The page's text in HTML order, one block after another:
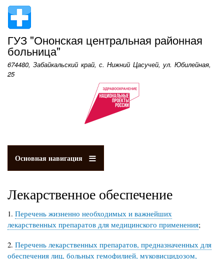
содержанию
ГУЗ "Ононская центральная районная
больница"
674480, Забайкальский край, с. Нижний Цасучей, ул. Юбилейная,
25
Основная навигация
Лекарственное обеспечение
1. Перечень жизненно необходимых и важнейших
лекарственных препаратов для медицинского применения;
2. Перечень лекарственных препаратов, предназначенных для
обеспечения лиц, больных гемофилией, муковисцидозом,